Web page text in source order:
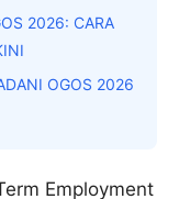
2026: CARA
OGOS 2026
Employment